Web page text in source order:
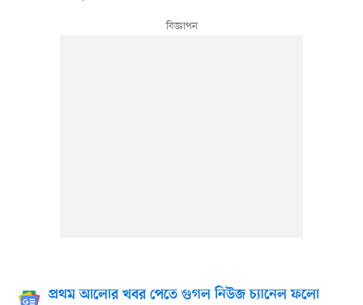
প্রথম আলোর খবর পেতে গুগল নিউজ চ্যানেল ফলো